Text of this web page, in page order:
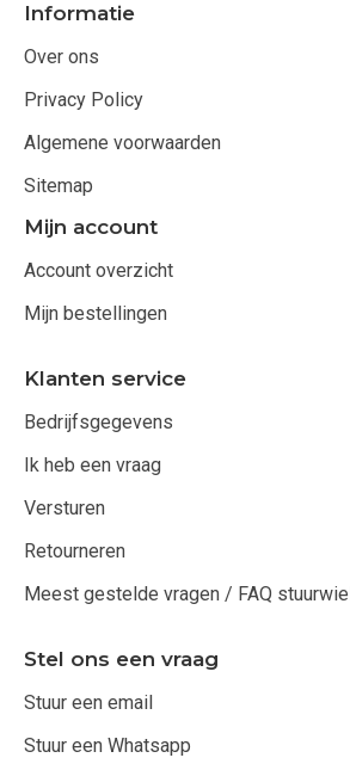
Informatie
Over ons
Privacy Policy
Algemene voorwaarden
Sitemap
Mijn account
Account overzicht
Mijn bestellingen
Klanten service
Bedrijfsgegevens
Ik heb een vraag
Versturen
Retourneren
Meest gestelde vragen / FAQ
Stel ons een vraag
Stuur een email
Stuur een Whatsapp